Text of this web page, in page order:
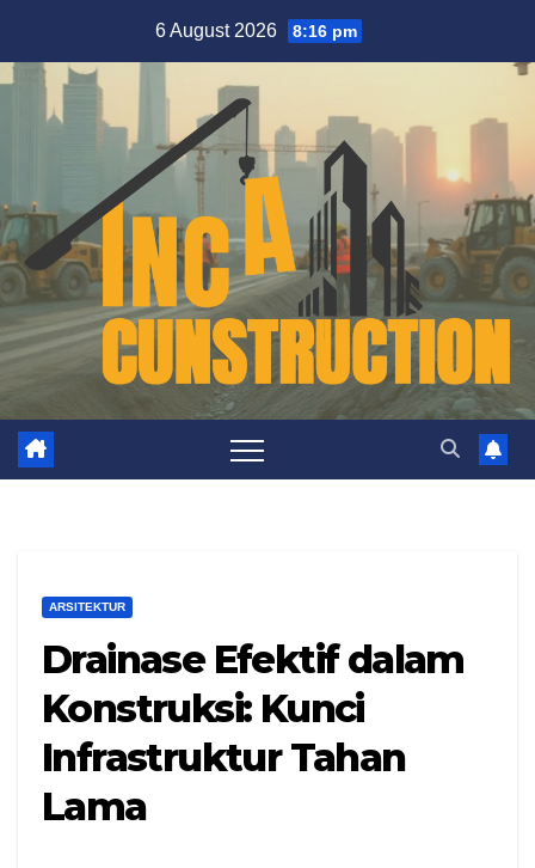
content
6 August 2026 8:16 pm
ARSITEKTUR
Drainase Efektif dalam
Konstruksi: Kunci
Infrastruktur Tahan
Lama